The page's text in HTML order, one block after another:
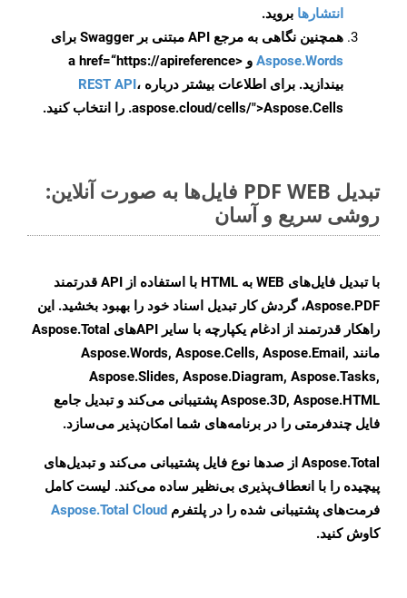
انتشارها بروید.
همچنین نگاهی به مرجع API مبتنی بر Swagger برای
Aspose.Words
و <a href=“https://apireference
بیندازید. برای اطلاعات بیشتر درباره REST API،
.aspose.cloud/cells/">Aspose.Cells را انتخاب کنید.
تبدیل PDF WEB فایل‌ها به صورت آنلاین:
روشی سریع و آسان
با تبدیل فایل‌های WEB به HTML با استفاده از API قدرتمند
Aspose.PDF، گردش کار تبدیل اسناد خود را بهبود بخشید. این
راهکار قدرتمند از ادغام یکپارچه با سایر APIهای Aspose.Total
مانند Aspose.Words, Aspose.Cells, Aspose.Email,
Aspose.Slides, Aspose.Diagram, Aspose.Tasks,
Aspose.3D, Aspose.HTML پشتیبانی می‌کند و تبدیل جامع
فایل چندفرمتی را در برنامه‌های شما امکان‌پذیر می‌سازد.
Aspose.Total از صدها نوع فایل پشتیبانی می‌کند و تبدیل‌های
پیچیده را با انعطاف‌پذیری بی‌نظیر ساده می‌کند. لیست کامل
فرمت‌های پشتیبانی شده را در پلتفرم Aspose.Total Cloud
کاوش کنید.